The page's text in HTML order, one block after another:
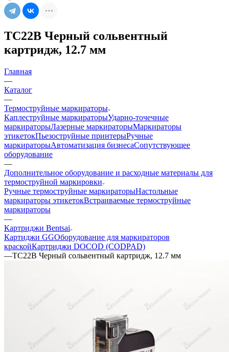
TC22B Черный сольвентный
картридж, 12.7 мм
Главная
—
Каталог
—
Термоструйные маркираторы
Каплеструйные маркираторыУдарно-точечные
маркираторыЛазерные маркираторыМаркираторы
этикетокПьезоструйные принтерыРучные
маркираторыАвтоматизация бизнесаСопутствующее
оборудование
—
Дополнительное оборудование и расходные материалы для
термоструйной маркировки
Ручные термоструйные маркираторыНастольные
маркираторы этикетокВстраиваемые термоструйные
маркираторы
—
Картриджи Bentsai
Картиджи GGОборудование для маркираторов
краскойКартриджи DOCOD (CODPAD)
—TC22B Черный сольвентный картридж, 12.7 мм